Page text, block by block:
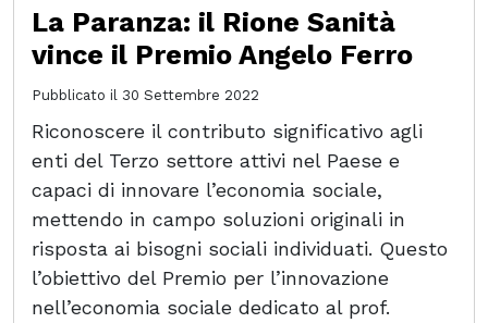
La Paranza: il Rione Sanità
vince il Premio Angelo Ferro
Pubblicato il 30 Settembre 2022
Riconoscere il contributo significativo agli
enti del Terzo settore attivi nel Paese e
capaci di innovare l’economia sociale,
mettendo in campo soluzioni originali in
risposta ai bisogni sociali individuati. Questo
l’obiettivo del Premio per l’innovazione
nell’economia sociale dedicato al prof.